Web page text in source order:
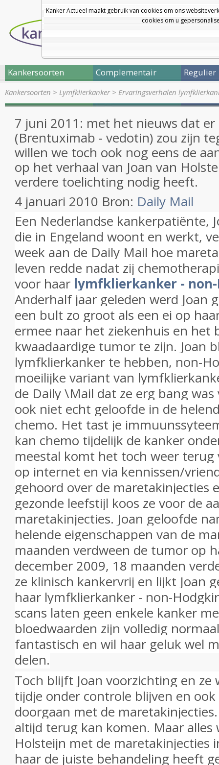
Kanker Actueel maakt gebruik van cookies om ons
cookies om u
Kankersoorten Complementair Regulier
Kankersoorten > Lymfklierkanker> Ervaringsverhalen
7 juni 2011: met het nieuws dat
(Brentuximab - vedotin) zou zijn
willen we toch ook nog eens de
op het verhaal van Joan van
verdere toelichting nodig heeft.
4 januari 2010 Bron: Daily Mail
Een Nederlandse kankerpatiënte,
die in Engeland woont en werkt,
week aan de Daily Mail hoe
leven redde nadat zij
voor haar lymfklierkanker -
Anderhalf jaar geleden werd Joan
een bult zo groot als een ei op
ermee naar het ziekenhuis en het
kwaadaardige tumor te zijn. Joan
lymfklierkanker te hebben, non-
moeilijke variant van
de Daily \Mail dat ze erg bang
ook niet echt geloofde in de
chemo. Het tast je
kan chemo tijdelijk de kanker
meestal komt het toch weer terug
op internet en via kennissen/
gehoord over de maretakinjecties
gezonde leefstijl koos ze voor de
maretakinjecties. Joan geloofde
helende eigenschappen van de
maanden verdween de tumor op
december 2009, 18 maanden
ze klinisch kankervrij en lijkt Joan
haar lymfklierkanker - non-
scans laten geen enkele kanker
bloedwaarden zijn volledig
fantastisch en wil haar geluk wel
delen.
Toch blijft Joan voorzichting en ze
tijdje onder controle blijven en
doorgaan met de
altijd terug kan komen. Maar alles
Holsteijn met de maretakinjecties
haar de juiste behandeling heeft